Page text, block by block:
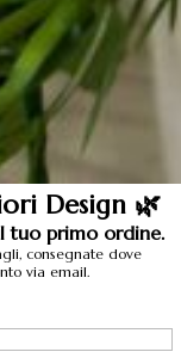
Design 🌿
tuo primo ordine.
consegnate dove
via email.